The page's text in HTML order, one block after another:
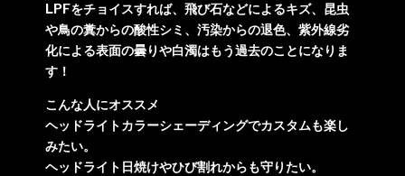
LPFをチョイスすれば、飛び石などによるキズ、昆虫
や鳥の糞からの酸性シミ、汚染からの退色、紫外線劣
化による表面の曇りや白濁はもう過去のことになりま
す！
こんな人にオススメ
ヘッドライトカラーシェーディングでカスタムも楽し
みたい。
ヘッドライト日焼けやひび割れからも守りたい。